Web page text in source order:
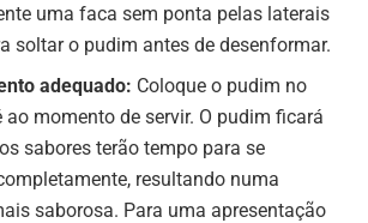
uma faca sem ponta pelas laterais
soltar o pudim antes de desenformar.
adequado: Coloque o pudim no
momento de servir. O pudim ficará
sabores terão tempo para se
resultando numa
saborosa. Para uma apresentação